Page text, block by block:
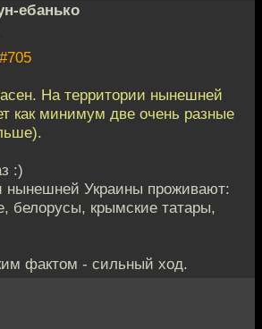
ебанько
#705
На территории нынешней
как минимум две очень разные
:)
нынешней Украины проживают:
белорусы, крымские татары,
фактом - сильный ход.